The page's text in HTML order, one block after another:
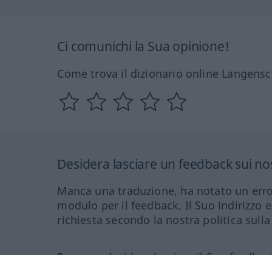
Ci comunichi la Sua opinione!
Come trova il dizionario online
Desidera lasciare un feedback sui
Manca una traduzione, ha notato un
modulo per il feedback. Il Suo indirizzo
richiesta secondo la nostra politica sulla